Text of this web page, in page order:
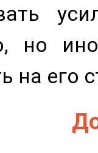
но
на его